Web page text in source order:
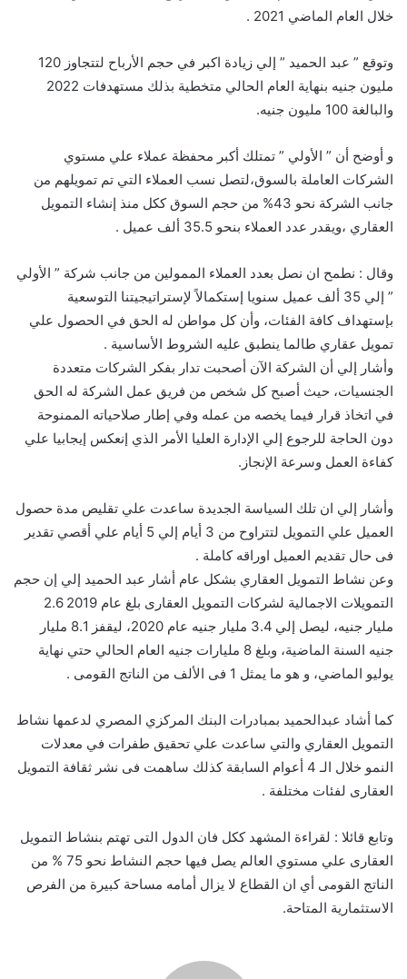
خلال العام الماضي 2021 .
وتوقع ” عبد الحميد ” إلي زيادة اكبر في حجم الأرباح لتتجاوز 120
مليون جنيه بنهاية العام الحالي متخطية بذلك مستهدفات 2022
والبالغة 100 مليون جنيه.
و أوضح أن ” الأولي ” تمتلك أكبر محفظة عملاء علي مستوي
الشركات العاملة بالسوق،لتصل نسب العملاء التي تم تمويلهم من
جانب الشركة نحو 43% من حجم السوق ككل منذ إنشاء التمويل
العقاري ،ويقدر عدد العملاء بنحو 35.5 ألف عميل .
وقال : نطمح ان نصل بعدد العملاء الممولين من جانب شركة ” الأولي
” إلي 35 ألف عميل سنويا إستكمالاً لإستراتيجيتنا التوسعية
بإستهداف كافة الفئات، وأن كل مواطن له الحق في الحصول علي
تمويل عقاري طالما ينطبق عليه الشروط الأساسية .
وأشار إلي أن الشركة الآن أصحبت تدار بفكر الشركات متعددة
الجنسيات، حيث أصبح كل شخص من فريق عمل الشركة له الحق
في اتخاذ قرار فيما يخصه من عمله وفي إطار صلاحياته الممنوحة
دون الحاجة للرجوع إلي الإدارة العليا الأمر الذي إنعكس إيجابيا علي
كفاءة العمل وسرعة الإنجاز.
وأشار إلي ان تلك السياسة الجديدة ساعدت علي تقليص مدة حصول
العميل علي التمويل لتتراوح من 3 أيام إلي 5 أيام علي أقصي تقدير
فى حال تقديم العميل اوراقه كاملة .
وعن نشاط التمويل العقاري بشكل عام أشار عبد الحميد إلي إن حجم
التمويلات الاجمالية لشركات التمويل العقارى بلغ عام 2019 2.6
مليار جنيه، ليصل إلي 3.4 مليار جنيه عام 2020، ليقفز 8.1 مليار
جنيه السنة الماضية، وبلغ 8 مليارات جنيه العام الحالي حتي نهاية
يوليو الماضي، و هو ما يمثل 1 فى الألف من الناتج القومى .
كما أشاد عبدالحميد بمبادرات البنك المركزي المصري لدعمها نشاط
التمويل العقاري والتي ساعدت علي تحقيق طفرات في معدلات
النمو خلال الـ 4 أعوام السابقة كذلك ساهمت فى نشر ثقافة التمويل
العقارى لفئات مختلفة .
وتابع قائلا : لقراءة المشهد ككل فان الدول التى تهتم بنشاط التمويل
العقارى علي مستوي العالم يصل فيها حجم النشاط نحو 75 % من
الناتج القومى أي ان القطاع لا يزال أمامه مساحة كبيرة من الفرص
الاستثمارية المتاحة.